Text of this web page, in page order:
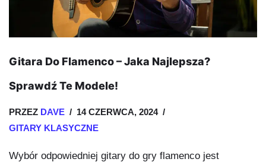
Gitara Do Flamenco – Jaka Najlepsza?
Sprawdź Te Modele!
PRZEZ DAVE
14 CZERWCA, 2024
GITARY KLASYCZNE
Wybór odpowiedniej gitary do gry flamenco jest